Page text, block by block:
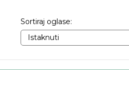
Sortiraj oglase: